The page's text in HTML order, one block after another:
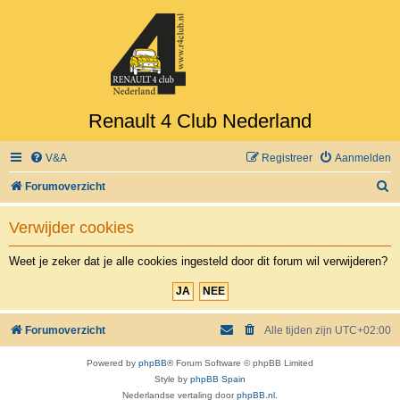
Renault 4 Club Nederland
V&A Aanmelden
Registreer
Forumoverzicht
o
Verwijder cookies
Weet je zeker dat je alle cookies ingesteld door dit forum wil verwijderen?
Forumoverzicht Alle tijden zijn UTC+02:00
Powered by phpBB® Forum Software © phpBB Limited
Style by phpBB Spain
Nederlandse vertaling doorphpBB.nl